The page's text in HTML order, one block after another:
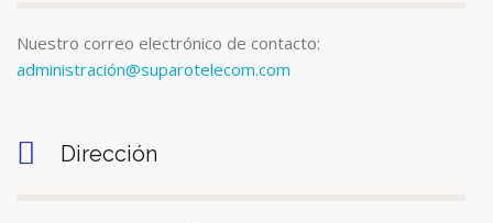
Nuestro correo electrónico de contacto:
administración@suparotelecom.com
Dirección